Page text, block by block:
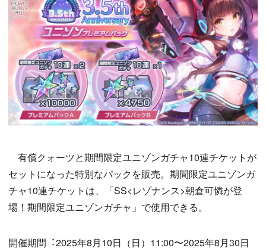
有償クォーツと期間限定ユニゾンガチャ10連チケットが
セットになった特別なパックを販売。期間限定ユニゾンガ
チャ10連チケットは、「SS<レゾナンス>朝倉可憐が登
場！期間限定ユニゾンガチャ」で使用できる。
開催期間︓2025年8月10日（日）11:00〜2025年8月30日